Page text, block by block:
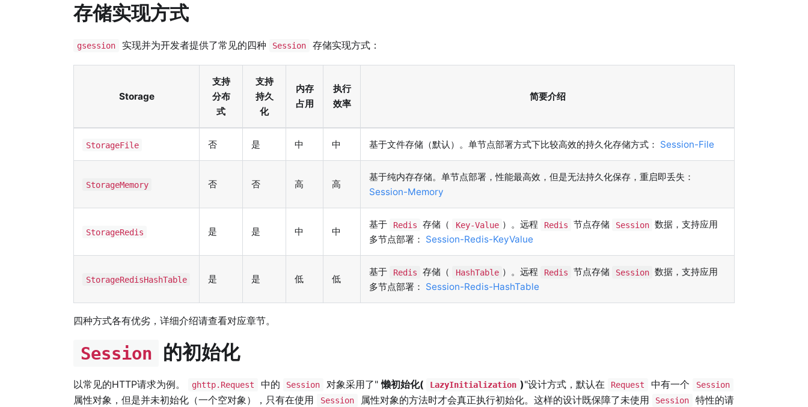
存储实现方式
gsession 实现并为开发者提供了常见的四种 Session 存储实现方式：
Storage
支持
分布
式
支持
持久
化
内存
占用
执行
效率
简要介绍
StorageFile 否 是 中 中 基于文件存储（默认）。单节点部署方式下比较高效的持久化存储方式： Session-File
StorageMemory 否 否 高 高
基于纯内存存储。单节点部署，性能最高效，但是无法持久化保存，重启即丢失：
Session-Memory
StorageRedis 是 是 中 中
基于 Redis 存储（ Key-Value ）。远程 Redis 节点存储 Session 数据，支持应用
多节点部署： Session-Redis-KeyValue
StorageRedisHashTable 是 是 低 低
基于 Redis 存储（ HashTable ）。远程 Redis 节点存储 Session 数据，支持应用
多节点部署： Session-Redis-HashTable
四种方式各有优劣，详细介绍请查看对应章节。
Session 的初始化
以常见的HTTP请求为例。 ghttp.Request 中的 Session 对象采用了"懒初始化( LazyInitialization )"设计方式，默认在 Request 中有一个 Session
属性对象，但是并未初始化（一个空对象），只有在使用 Session 属性对象的方法时才会真正执行初始化。这样的设计既保障了未使用 Session
特性的请